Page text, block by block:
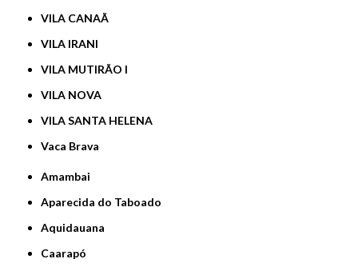
VILA CANAÃ
VILA IRANI
VILA MUTIRÃO I
VILA NOVA
VILA SANTA HELENA
Vaca Brava
Amambai
Aparecida do Taboado
Aquidauana
Caarapó